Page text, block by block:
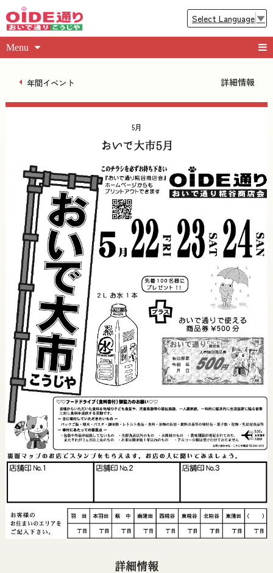
Select Language▼
Menu
年間イベント 詳細情報
5月
おいで大市5月
詳細情報